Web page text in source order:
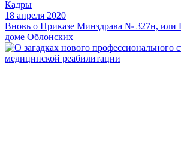
Кадры
18 апреля 2020
Вновь о Приказе Минздрава № 327н, или
доме Облонских